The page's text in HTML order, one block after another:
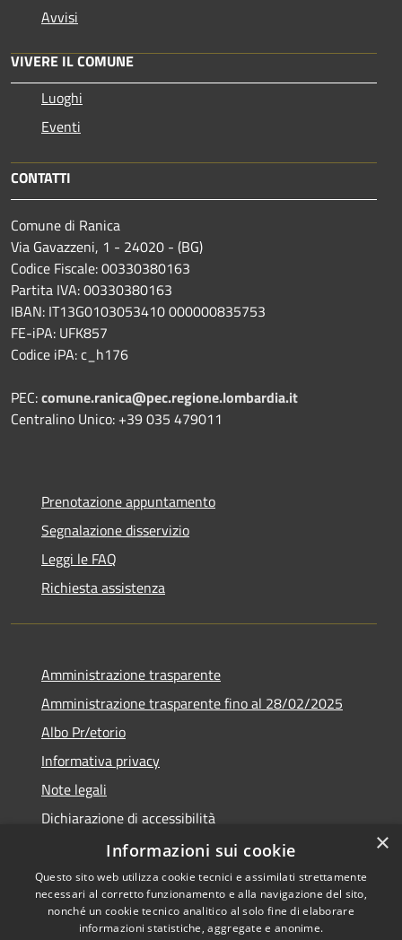
Avvisi
VIVERE IL COMUNE
Luoghi
Eventi
CONTATTI
Comune di Ranica
Via Gavazzeni, 1 - 24020 - (BG)
Codice Fiscale: 00330380163
Partita IVA: 00330380163
IBAN: IT13G0103053410 000000835753
FE-iPA: UFK857
Codice iPA: c_h176
PEC:comune.ranica@pec.regione.lombardia.it
Centralino Unico: +39 035 479011
Prenotazione appuntamento
Segnalazione disservizio
Leggi le FAQ
Richiesta assistenza
Amministrazione trasparente
Amministrazione trasparente fino al 28/02/2025
Albo Pr/etorio
Informativa privacy
Note legali
Dichiarazione di accessibilità
Obiettivi di accessibilità
×
Informazioni sui cookie
Questo sito web utilizza cookie tecnici e assimilati strettamente
necessari al corretto funzionamento e alla navigazione del sito,
nonché un cookie tecnico analitico al solo fine di elaborare
informazioni statistiche, aggregate e anonime.